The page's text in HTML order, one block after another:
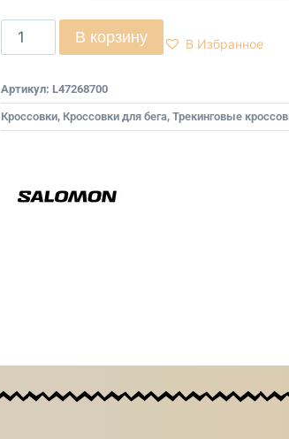
В корзину В Избранное
Артикул: L47268700
Кроссовки, Кроссовки для бега, Трекинговые